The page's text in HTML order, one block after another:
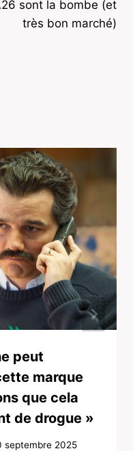
sont la bombe (et
très bon marché)
peut
marque
que cela
de drogue »
septembre 2025